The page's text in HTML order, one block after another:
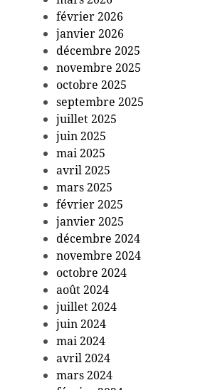
février 2026
janvier 2026
décembre 2025
novembre 2025
octobre 2025
septembre 2025
juillet 2025
juin 2025
mai 2025
avril 2025
mars 2025
février 2025
janvier 2025
décembre 2024
novembre 2024
octobre 2024
août 2024
juillet 2024
juin 2024
mai 2024
avril 2024
mars 2024